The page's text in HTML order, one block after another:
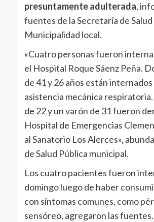
presuntamente adulterada,
fuentes de la Secretaría de Salud
Municipalidad local.
«Cuatro personas fueron
el Hospital Roque Sáenz Peña.
de 41 y 26 años están
asistencia mecánica
de 22 y un varón de 31 fueron
Hospital de Emergencias
al Sanatorio Los Alerces»,
de Salud Pública municipal.
Los cuatro pacientes fueron
domingo luego de haber
con síntomas comunes, como
sensóreo, agregaron las fuentes.